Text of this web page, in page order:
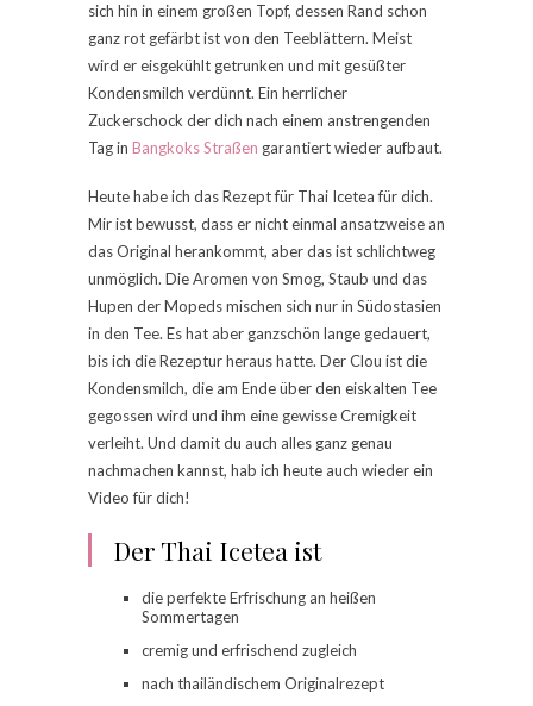
sich hin in einem großen Topf, dessen Rand schon
ganz rot gefärbt ist von den Teeblättern. Meist
wird er eisgekühlt getrunken und mit gesüßter
Kondensmilch verdünnt. Ein herrlicher
Zuckerschock der dich nach einem anstrengenden
Tag in Bangkoks Straßen garantiert wieder aufbaut.
Heute habe ich das Rezept für Thai Icetea für dich.
Mir ist bewusst, dass er nicht einmal ansatzweise an
das Original herankommt, aber das ist schlichtweg
unmöglich. Die Aromen von Smog, Staub und das
Hupen der Mopeds mischen sich nur in Südostasien
in den Tee. Es hat aber ganzschön lange gedauert,
bis ich die Rezeptur heraus hatte. Der Clou ist die
Kondensmilch, die am Ende über den eiskalten Tee
gegossen wird und ihm eine gewisse Cremigkeit
verleiht. Und damit du auch alles ganz genau
nachmachen kannst, hab ich heute auch wieder ein
Video für dich!
Der Thai Icetea ist
die perfekte Erfrischung an heißen
Sommertagen
cremig und erfrischend zugleich
nach thailändischem Originalrezept